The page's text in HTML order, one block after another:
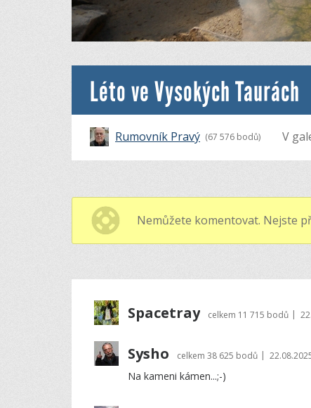
Léto ve Vysokých Taurách
Rumovník Pravý (67 576 bodů) V
Nemůžete komentovat. Nejste
Spacetray celkem 11 715 bodů |
Sysho celkem 38 625 bodů |
Na kameni kámen...;-)